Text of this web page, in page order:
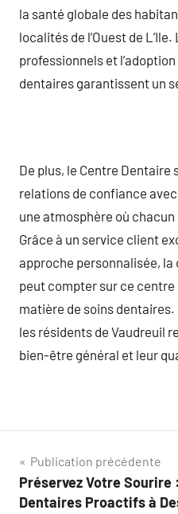
la santé globale des
localités de l’Ouest de
professionnels et
dentaires garantissent un
De plus, le Centre Dentaire
relations de confiance
une atmosphère où
Grâce à un service client
approche personnalisée, la
peut compter sur ce centre
matière de soins
les résidents de Vaudreuil
bien-être général et leur
Navigation
de
Publication précédente
Préservez Votre
Dentaires Proactifs à